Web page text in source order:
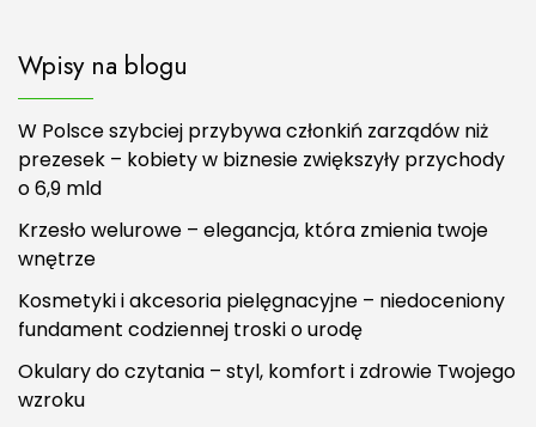
Wpisy na blogu
W Polsce szybciej przybywa członkiń zarządów niż
prezesek – kobiety w biznesie zwiększyły przychody
o 6,9 mld
Krzesło welurowe – elegancja, która zmienia twoje
wnętrze
Kosmetyki i akcesoria pielęgnacyjne – niedoceniony
fundament codziennej troski o urodę
Okulary do czytania – styl, komfort i zdrowie Twojego
wzroku